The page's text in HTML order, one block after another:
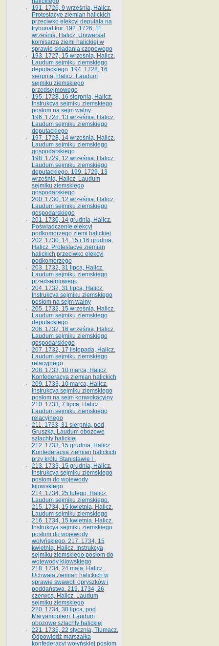
191. 1726, 9 września, Halicz.
Protestacye ziemian halickich
przeciwko elekcyi deputata na
trybunał kor. 192. 1726, 11
września, Halicz. Uniwersał
komisarza ziemi halickiej w
sprawie składania czopowego
193. 1727, 15 września, Halicz.
Laudum sejmiku ziemskiego
deputackiego. 194. 1728, 16
sierpnia, Halicz. Laudum
sejmiku ziemskiego
przedsejmowego
195. 1728, 16 sierpnia, Halicz.
Instrukcya sejmiku ziemskiego
posłom na sejm walny
196. 1728, 13 września, Halicz.
Laudum sejmiku ziemskiego
deputackiego
197. 1728, 14 września, Halicz.
Laudum sejmiku ziemskiego
gospodarskiego
198. 1729, 12 września, Halicz.
Laudum sejmiku ziemskiego
deputackiego. 199. 1729, 13
września, Halicz. Laudum
sejmiku ziemskiego
gospodarskiego
200. 1730, 12 września, Halicz.
Laudum sejmiku ziemskiego
gospodarskiego
201. 1730, 14 grudnia, Halicz.
Poświadczenie elekcyi
podkomorzego ziemi halickiej
202. 1730, 14, 15 i 16 grudnia,
Halicz. Protestacye ziemian
halickich przeciwko elekcyi
podkomorzego
203. 1732, 31 lipca, Halicz.
Laudum sejmiku ziemskiego
przedsejmowego
204. 1732, 31 lipca, Halicz.
Instrukcya sejmiku ziemskiego
posłom na sejm walny
205. 1732, 15 września, Halicz.
Laudum sejmiku ziemskiego
deputackiego
206. 1732, 16 września, Halicz.
Laudum sejmiku ziemskiego
gospodarskiego
207. 1732, 17 listopada, Halicz.
Laudum sejmiku ziemskiego
relacyjnego
208. 1733, 10 marca, Halicz.
Konfederacya ziemian halickich­
209. 1733, 10 marca, Halicz.
Instrukcya sejmiku ziemskiego
posłom na sejm konwokacyjny
210. 1733, 7 lipca, Halicz.
Laudum sejmiku ziemskiego
relacyjnego
211. 1733, 31 sierpnia, pod
Gruszką. Laudum obozowe
szlachty halickiej
212. 1733, 15 grudnia, Halicz.
Konfederacya ziemian halickich
przy królu Stanisławie I .
213. 1733, 15 grudnia, Halicz.
Instrukcya sejmiku ziemskiego
posłom do wojewody
kijowskiego
214. 1734, 25 lutego, Halicz.
Laudum sejmiku ziemskiego.
215. 1734, 15 kwietnia, Halicz.
Laudum sejmiku ziemskiego
216. 1734, 15 kwietnia, Halicz.
Instrukcya sejmiku ziemskiego
posłom do wojewody
wołyńskiego. 217. 1734, 15
kwietnia, Halicz. Instrukcya
sejmiku ziemskiego posłom do
wojewody kijowskiego
218. 1734, 24 maja, Halicz.
Uchwała ziemian halickich w
sprawie swawoli opryszków i
poddaństwa. 219. 1734, 26
czerwca, Halicz. Laudum
sejmiku ziemskiego
220. 1734, 30 lipca, pod
Maryampolem. Laudum
obozowe szlachty halickiej
221. 1735, 22 stycznia, Tłumacz.
Odpowiedź marszałka
konfederacyi wołyńskiej posłom